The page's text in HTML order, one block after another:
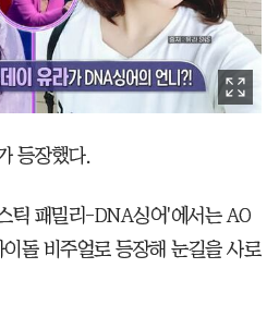
등장했다.
틱 패밀리-DNA싱어'에서는 AO
돌 비주얼로 등장해 눈길을 사로